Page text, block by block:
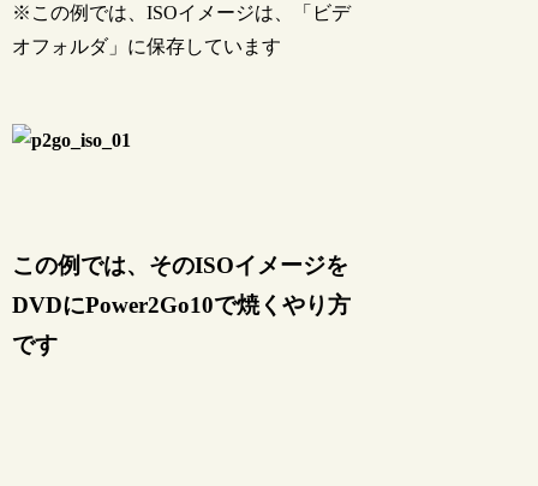
※この例では、ISOイメージは、「ビデ
オフォルダ」に保存しています
この例では、そのISOイメージを
DVDにPower2Go10で焼くやり方
です